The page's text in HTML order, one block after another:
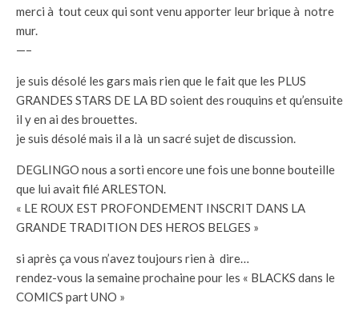
merci à tout ceux qui sont venu apporter leur brique à notre
mur.
—–
je suis désolé les gars mais rien que le fait que les PLUS
GRANDES STARS DE LA BD soient des rouquins et qu’ensuite
il y en ai des brouettes.
je suis désolé mais il a là un sacré sujet de discussion.
DEGLINGO nous a sorti encore une fois une bonne bouteille
que lui avait filé ARLESTON.
« LE ROUX EST PROFONDEMENT INSCRIT DANS LA
GRANDE TRADITION DES HEROS BELGES »
si après ça vous n’avez toujours rien à dire…
rendez-vous la semaine prochaine pour les « BLACKS dans le
COMICS part UNO »